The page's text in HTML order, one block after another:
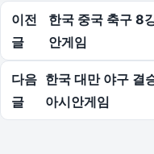
글 탐색
이전
글
한국 중국 축구 8
안게임
다음
글
한국 대만 야구 결
아시안게임